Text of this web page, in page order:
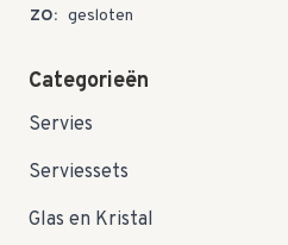
ZO: gesloten
Categorieën
Servies
Serviessets
Glas en Kristal